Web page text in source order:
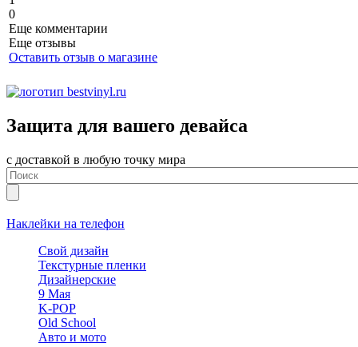
0
Еще комментарии
Еще отзывы
Оставить отзыв о магазине
Защита для вашего девайса
с доставкой в любую точку мира
Наклейки на телефон
Свой дизайн
Текстурные пленки
Дизайнерские
9 Мая
K-POP
Old School
Авто и мото